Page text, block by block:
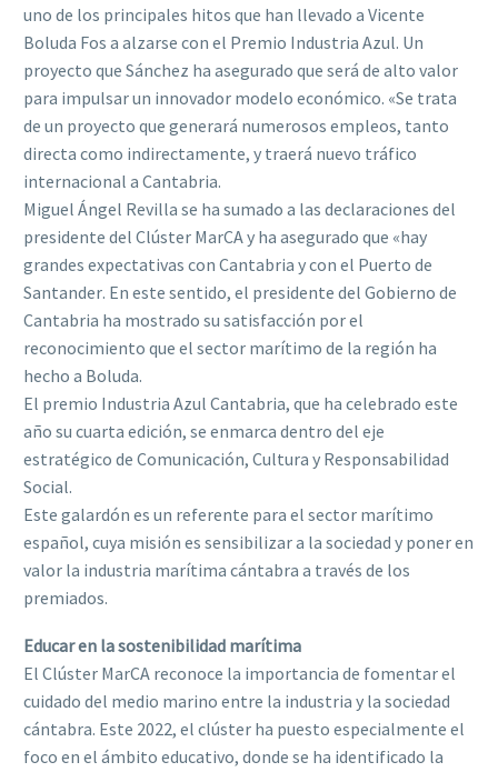
uno de los principales hitos que han llevado a Vicente
Boluda Fos a alzarse con el Premio Industria Azul. Un
proyecto que Sánchez ha asegurado que será de alto valor
para impulsar un innovador modelo económico. «Se trata
de un proyecto que generará numerosos empleos, tanto
directa como indirectamente, y traerá nuevo tráfico
internacional a Cantabria.
Miguel Ángel Revilla se ha sumado a las declaraciones del
presidente del Clúster MarCA y ha asegurado que «hay
grandes expectativas con Cantabria y con el Puerto de
Santander. En este sentido, el presidente del Gobierno de
Cantabria ha mostrado su satisfacción por el
reconocimiento que el sector marítimo de la región ha
hecho a Boluda.
El premio Industria Azul Cantabria, que ha celebrado este
año su cuarta edición, se enmarca dentro del eje
estratégico de Comunicación, Cultura y Responsabilidad
Social.
Este galardón es un referente para el sector marítimo
español, cuya misión es sensibilizar a la sociedad y poner en
valor la industria marítima cántabra a través de los
premiados.
Educar en la sostenibilidad marítima
El Clúster MarCA reconoce la importancia de fomentar el
cuidado del medio marino entre la industria y la sociedad
cántabra. Este 2022, el clúster ha puesto especialmente el
foco en el ámbito educativo, donde se ha identificado la